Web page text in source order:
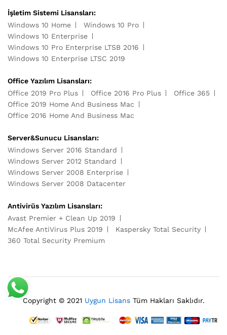
İşletim Sistemi Lisansları:
Windows 10 Home
Windows 10 Pro
Windows 10 Enterprise
Windows 10 Pro Enterprise LTSB 2016
Windows 10 Enterprise LTSC 2019
Office Yazılım Lisansları:
Office 2019 Pro Plus
Office 2016 Pro Plus
Office 365
Office 2019 Home And Business Mac
Office 2016 Home And Business Mac
Server&Sunucu Lisansları:
Windows Server 2016 Standard
Windows Server 2012 Standard
Windows Server 2008 Enterprise
Windows Server 2008 Datacenter
Antivirüs Yazılım Lisansları:
Avast Premier + Clean Up 2019
McAfee AntiVirus Plus 2019
Kaspersky Total Security
360 Total Security Premium
Copyright © 2021 Uygun LisansTüm Hakları Saklıdır.